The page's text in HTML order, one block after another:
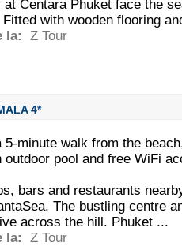
at Centara Phuket face the
Fitted with wooden flooring
la:
Z Tour
4*
5-minute walk from the
outdoor pool and free WiFi
bars and restaurants
The bustling centre
across the hill. Phuket ...
la:
Z Tour